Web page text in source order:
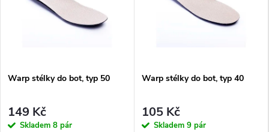
Warp stélky do bot, typ 50
149 Kč
Skladem 8 pár
Warp stélky do bot, typ 40
105 Kč
Skladem 9 pár